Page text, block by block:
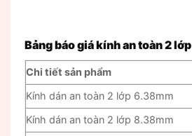
Bảng báo giá kính an toàn 2 lớp
Chi tiết sản phẩm
Kính dán an toàn 2 lớp 6.38mm
Kính dán an toàn 2 lớp 8.38mm